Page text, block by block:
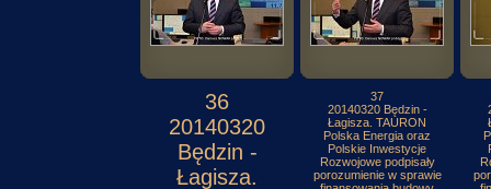
36
20140320
Będzin -
Łagisza.
37
20140320 Będzin -
Łagisza. TAURON
Polska Energia oraz
Polskie Inwestycje
Rozwojowe podpisały
porozumienie w sprawie